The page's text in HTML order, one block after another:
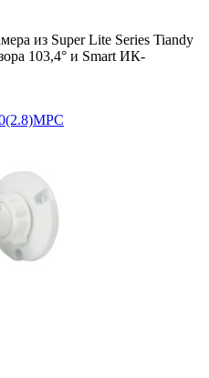
из Super Lite Series Tiandy
103,4° и Smart ИК-